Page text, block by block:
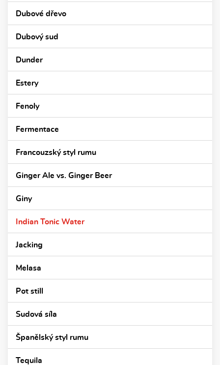
Dubové dřevo
Dubový sud
Dunder
Estery
Fenoly
Fermentace
Francouzský styl rumu
Ginger Ale vs. Ginger Beer
Giny
Indian Tonic Water
Jacking
Melasa
Pot still
Sudová síla
Španělský styl rumu
Tequila